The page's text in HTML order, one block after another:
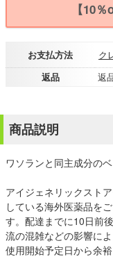
【10
お支払方法 ク
返品
返
商品説明
ワソランと同主成分の
アイジェネリックスト
している海外医薬品を
す。配達までに10日前
流の混雑などの影響に
使用開始予定日から余